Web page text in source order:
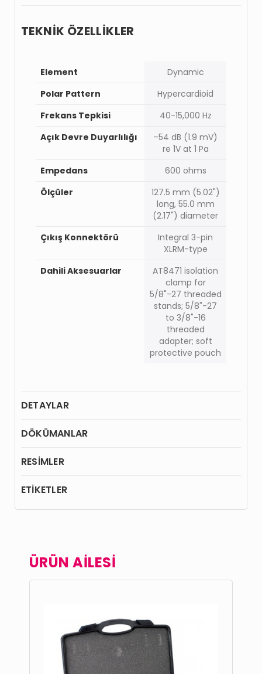
TEKNİK ÖZELLİKLER
Element
Dynamic
Polar Pattern
Hypercardioid
Frekans Tepkisi
40-15,000 Hz
Açık Devre Duyarlılığı
–54 dB (1.9 mV)
re 1V at 1 Pa
Empedans
600 ohms
Ölçüler
127.5 mm (5.02")
long, 55.0 mm
(2.17") diameter
Çıkış Konnektörü
Integral 3-pin
XLRM-type
Dahili Aksesuarlar
AT8471 isolation
clamp for
5/8"-27 threaded
stands; 5/8"-27
to 3/8"-16
threaded
adapter; soft
protective pouch
DETAYLAR
DÖKÜMANLAR
RESİMLER
ETİKETLER
ÜRÜN AİLESİ